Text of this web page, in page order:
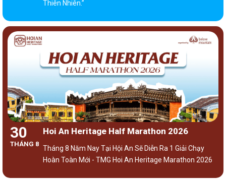
Thiên Nhiên.”
30
THÁNG 8
Hoi An Heritage Half Marathon 2026
Tháng 8 Năm Nay Tại Hội An Sẽ Diễn Ra 1 Giải Chạy
Hoàn Toàn Mới - TMG Hoi An Heritage Marathon 2026